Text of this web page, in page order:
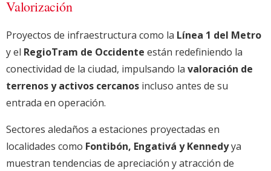
Valorización
Proyectos de infraestructura como la Línea 1 del Metro
y el RegioTram de Occidente están redefiniendo la
conectividad de la ciudad, impulsando la valoración de
terrenos y activos cercanos incluso antes de su
entrada en operación.
Sectores aledaños a estaciones proyectadas en
localidades como Fontibón, Engativá y Kennedyya
muestran tendencias de apreciación y atracción de